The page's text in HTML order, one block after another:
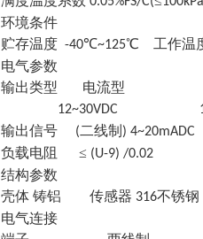
环境条件
贮存温度 -40℃~125℃ 工作温
电气参数
输出类型
电流型
12~30VDC
输出信号 (二线制 )
负载电阻 ≤ (U-9) /
结构参数
壳体 铸铝 传感器 316不锈
电气连接